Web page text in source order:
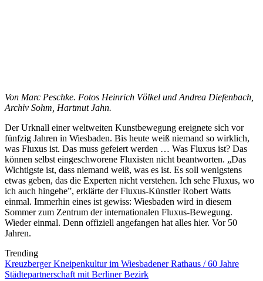
Von Marc Peschke. Fotos Heinrich Völkel und Andrea Diefenbach,
Archiv Sohm, Hartmut Jahn.
Der Urknall einer weltweiten Kunstbewegung ereignete sich vor
fünfzig Jahren in Wiesbaden. Bis heute weiß niemand so wirklich,
was Fluxus ist. Das muss gefeiert werden … Was Fluxus ist? Das
können selbst eingeschworene Fluxisten nicht beantworten. „Das
Wichtigste ist, dass niemand weiß, was es ist. Es soll wenigstens
etwas geben, das die Experten nicht verstehen. Ich sehe Fluxus, wo
ich auch hingehe”, erklärte der Fluxus-Künstler Robert Watts
einmal. Immerhin eines ist gewiss: Wiesbaden wird in diesem
Sommer zum Zentrum der internationalen Fluxus-Bewegung.
Wieder einmal. Denn offiziell angefangen hat alles hier. Vor 50
Jahren.
Trending
Kreuzberger Kneipenkultur im Wiesbadener Rathaus / 60 Jahre
Städtepartnerschaft mit Berliner Bezirk